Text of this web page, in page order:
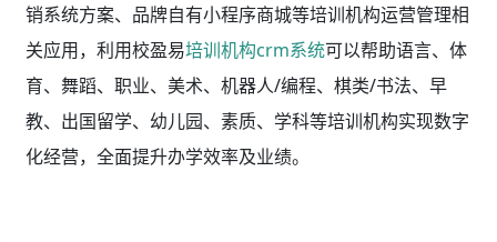
销系统方案、品牌自有小程序商城等培训机构运营管理相
关应用，利用校盈易培训机构crm系统可以帮助语言、体
育、舞蹈、职业、美术、机器人/编程、棋类/书法、早
教、出国留学、幼儿园、素质、学科等培训机构实现数字
化经营，全面提升办学效率及业绩。